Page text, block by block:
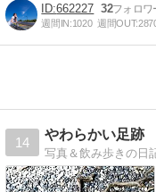
662227 32
週間IN:1020 週間OUT:
14
やわらかい足跡
写真＆飲み歩きの日